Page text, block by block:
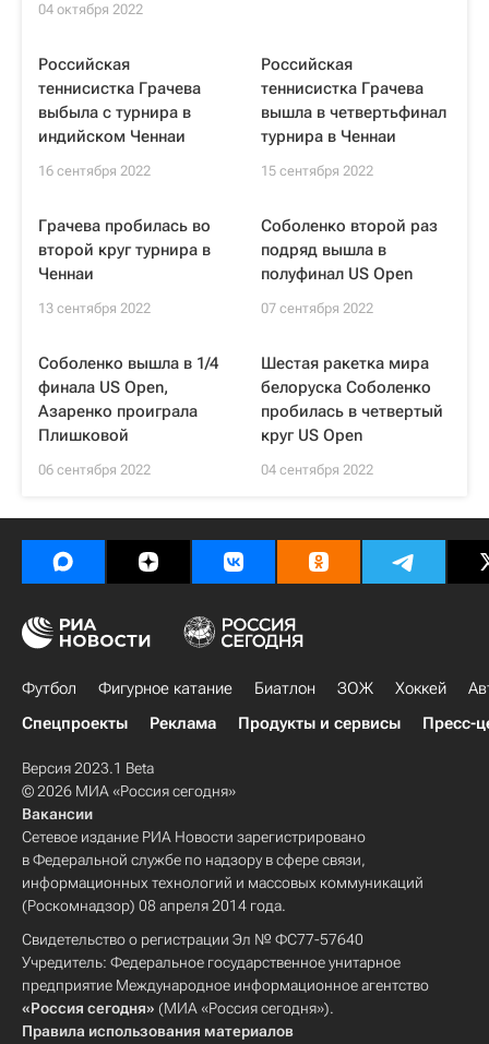
04 октября 2022
Российская
теннисистка Грачева
выбыла с турнира в
индийском Ченнаи
16 сентября 2022
Российская
теннисистка Грачева
вышла в четвертьфинал
турнира в Ченнаи
15 сентября 2022
Грачева пробилась во
второй круг турнира в
Ченнаи
13 сентября 2022
Соболенко второй раз
подряд вышла в
полуфинал US Open
07 сентября 2022
Соболенко вышла в 1/4
финала US Open,
Азаренко проиграла
Плишковой
06 сентября 2022
Шестая ракетка мира
белоруска Соболенко
пробилась в четвертый
круг US Open
04 сентября 2022
Футбол Фигурное катание Биатлон ЗОЖ Хоккей
Спецпроекты
Реклама Продукты и сервисы Пресс-
Версия 2023.1 Beta
© 2026 МИА «Россия сегодня»
Вакансии
Сетевое издание РИА Новости зарегистрировано
в Федеральной службе по надзору в сфере связи,
информационных технологий и массовых коммуникаций
(Роскомнадзор) 08 апреля 2014 года.
Свидетельство о регистрации Эл № ФС77-57640
Учредитель: Федеральное государственное унитарное
предприятие Международное информационное агентство
«Россия сегодня» (МИА «Россия сегодня»).
Правила использования материалов